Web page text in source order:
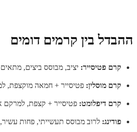
ההבדל בין קרמים דומים
קרם פטיסייר: יציב, מבוסס ביצים, מתאים
קרם מוסלין: פטיסייר + חמאה מוקצפת,
קרם דיפלומט: פטיסייר + קצפת, למרקם
פודינג: לרוב מבוסס תעשייתי, פחות